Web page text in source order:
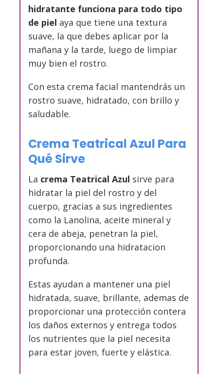
hidratante funciona para todo tipo
de piel aya que tiene una textura
suave, la que debes aplicar por la
mañana y la tarde, luego de limpiar
muy bien el rostro.
Con esta crema facial mantendrás un
rostro suave, hidratado, con brillo y
saludable.
Crema Teatrical Azul Para
Qué Sirve
La crema Teatrical Azul sirve para
hidratar la piel del rostro y del
cuerpo, gracias a sus ingredientes
como la Lanolina, aceite mineral y
cera de abeja, penetran la piel,
proporcionando una hidratacion
profunda.
Estas ayudan a mantener una piel
hidratada, suave, brillante, ademas de
proporcionar una protección contera
los daños externos y entrega todos
los nutrientes que la piel necesita
para estar joven, fuerte y elástica.